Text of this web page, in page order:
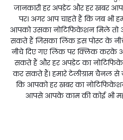
जानकारी हर अपडेट और हर खबर
पर। अगर आप चाहते हैं कि जब भी
आपको उसका नोटिफिकेशन मिले तो
सकते हैं जिसका लिंक इस पोस्ट के नीचे
नीचे दिए गए लिंक पर क्लिक करके
सकते हैं और हर अपडेट का
कर सकते हैं। हमारे टेलीग्राम चैनल
कि आपको हर खबर का
आपसे आपके काम की कोई भी